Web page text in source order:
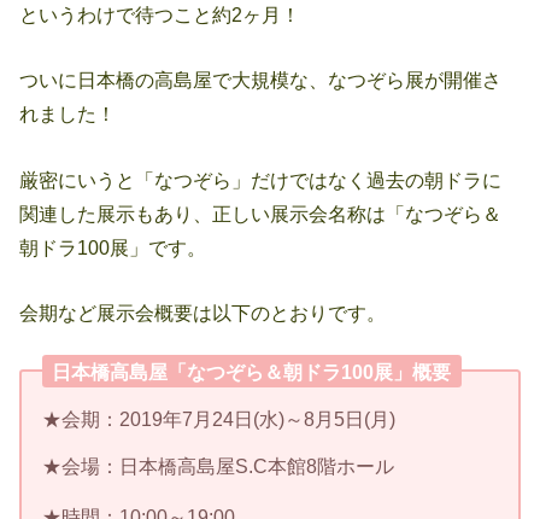
というわけで待つこと約2ヶ月！
ついに日本橋の高島屋で大規模な、なつぞら展が開催さ
れました！
厳密にいうと「なつぞら」だけではなく過去の朝ドラに
関連した展示もあり、正しい展示会名称は「なつぞら＆
朝ドラ100展」です。
会期など展示会概要は以下のとおりです。
日本橋高島屋「なつぞら＆朝ドラ100展」概要
★会期：2019年7月24日(水)～8月5日(月)
★会場：日本橋高島屋S.C本館8階ホール